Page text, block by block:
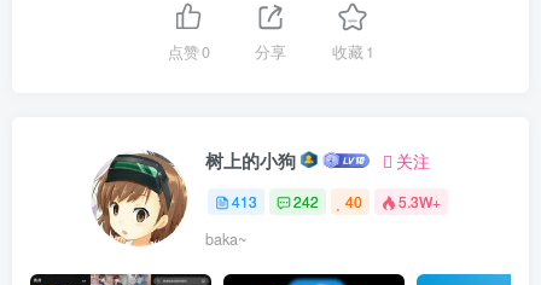
点赞0 分享 收藏 1
树上的小狗 关注
413 242 40 5.3W+
baka~